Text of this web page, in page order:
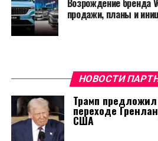
Возрождение бренда
продажи, планы и
НОВОСТИ
Трамп
переходе
США